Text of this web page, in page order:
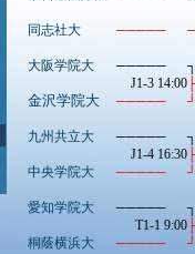
同志社大 ─────
大阪学院大 ─────
J1-3 14:00
金沢学院大 ─────
九州共立大 ─────
J1-4 16:30
中央学院大
─────
愛知学院大 ─────
T1-1 9:00
桐蔭横浜大
─────